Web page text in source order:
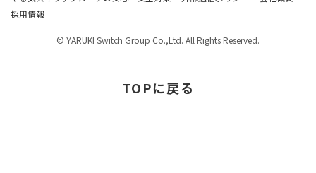
採用情報
© YARUKI Switch Group Co.,Ltd. All Rights Reserved.
TOPに戻る